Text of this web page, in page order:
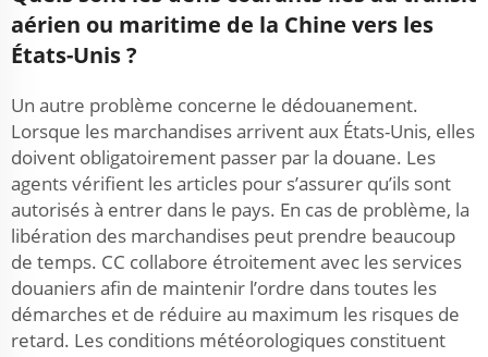
aérien ou maritime de la Chine vers les
États-Unis ?
Un autre problème concerne le dédouanement.
Lorsque les marchandises arrivent aux États-Unis, elles
doivent obligatoirement passer par la douane. Les
agents vérifient les articles pour s’assurer qu’ils sont
autorisés à entrer dans le pays. En cas de problème, la
libération des marchandises peut prendre beaucoup
de temps. CC collabore étroitement avec les services
douaniers afin de maintenir l’ordre dans toutes les
démarches et de réduire au maximum les risques de
retard. Les conditions météorologiques constituent